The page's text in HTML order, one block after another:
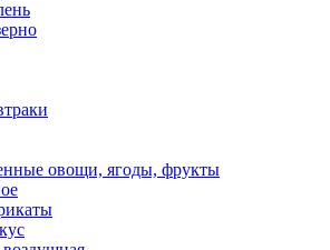
овощи, ягоды, фрукты